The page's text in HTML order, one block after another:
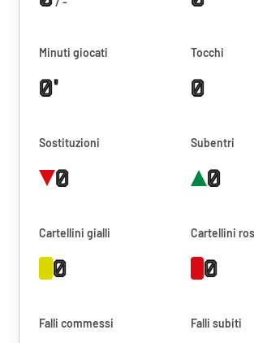
Minuti giocati
0'
Tocchi
0
Sostituzioni
0
Subentri
0
Cartellini gialli
0
Cartellini
0
Falli commessi Falli subiti